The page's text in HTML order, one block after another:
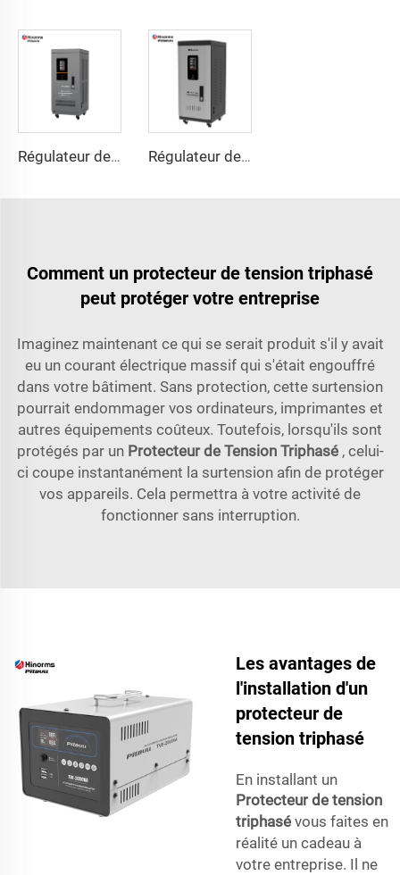
Régulateur de Tension à Moteur Servo Triphasé Série TNS-U Régulateur de Tension à Moteur Servo Triphasé Série TNS-C
Comment un protecteur de tension triphasé
peut protéger votre entreprise
Imaginez maintenant ce qui se serait produit s'il y avait
eu un courant électrique massif qui s'était engouffré
dans votre bâtiment. Sans protection, cette surtension
pourrait endommager vos ordinateurs, imprimantes et
autres équipements coûteux. Toutefois, lorsqu'ils sont
protégés par un Protecteur de Tension Triphasé , celui-
ci coupe instantanément la surtension afin de protéger
vos appareils. Cela permettra à votre activité de
fonctionner sans interruption.
Les avantages de
l'installation d'un
protecteur de
tension triphasé
En installant un
Protecteur de tension
triphasé vous faites en
réalité un cadeau à
votre entreprise. Il ne